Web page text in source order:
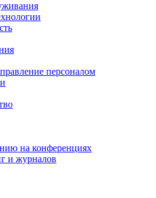
персоналом
на конференциях
и журналов